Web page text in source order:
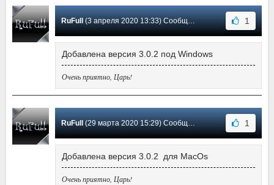
RuFull (3 апреля 2020 13:33) Сообщение #24 1
Добавлена версия 3.0.2 под Windows
Очень приятно, Царь!
RuFull (29 марта 2020 15:29) Сообщение #23 1
Добавлена версия 3.0.2 для MacOs
Очень приятно, Царь!